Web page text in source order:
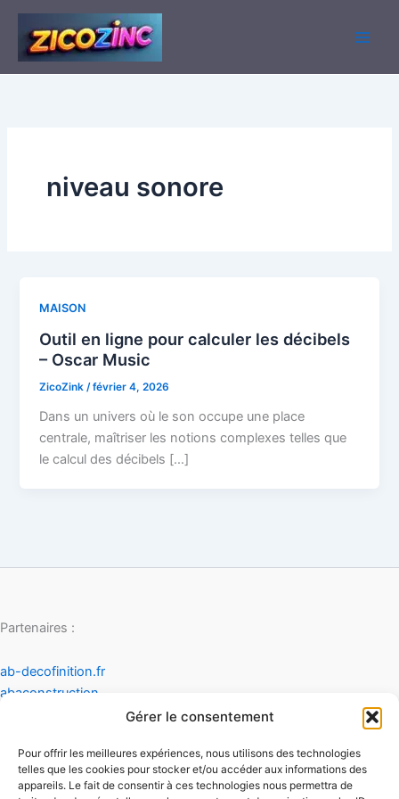
Gérer le consentement
Pour offrir les meilleures expériences, nous utilisons des technologies
telles que les cookies pour stocker et/ou accéder aux informations des
appareils. Le fait de consentir à ces technologies nous permettra de
Aller
contenu
niveau sonore
MAISON
Outil en ligne pour calculer les décibels
– Oscar Music
ZicoZink /février 4, 2026
Dans un univers où le son occupe une place
centrale, maîtriser les notions complexes telles que
le calcul des décibels […]
Partenaires :
ab-decofinition.fr
abaconstruction
infinideco
Contact